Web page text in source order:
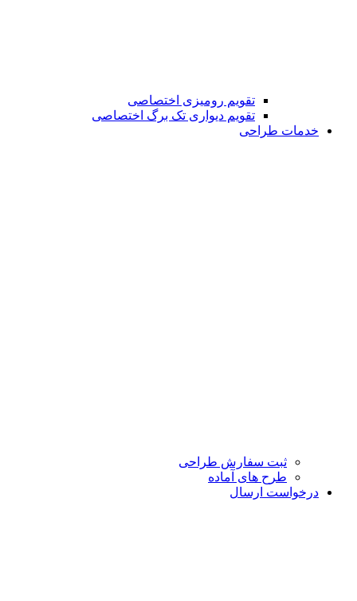
تقویم رومیزی اختصاصی
تقویم دیواری تک برگ اختصاصی
خدمات طراحی
ثبت سفارش طراحی
طرح های آماده
درخواست ارسال